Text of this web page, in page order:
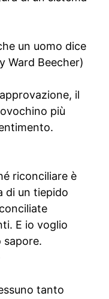
un uomo dice
Ward Beecher)
il
più
riconciliare è
di un tiepido
E io voglio
sapore.
tanto